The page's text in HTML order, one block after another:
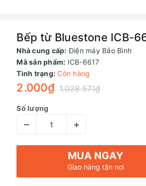
Bếp từ Bluestone ICB-
Nhà cung cấp: Điện máy Bảo Bình
Mã sản phẩm: ICB-6617
Tình trạng: Còn hàng
2.000₫ 1.028.571₫
Số lượng
– +
MUA NGAY
Giao hàng tận nơi